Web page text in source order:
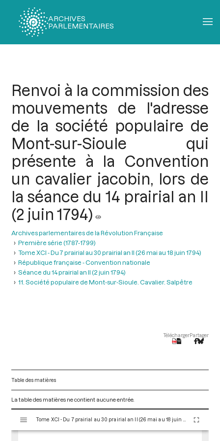
ARCHIVES
PARLEMENTAIRES
Renvoi à la commission des
mouvements de l'adresse
de la société populaire de
Mont-sur-Sioule qui
présente à la Convention
un cavalier jacobin, lors de
la séance du 14 prairial an II
(2 juin 1794)
Archives parlementaires de la Révolution Française
Première série (1787-1799)
Tome XCI - Du 7 prairial au 30 prairial an II (26 mai au 18 juin 1794)
République française - Convention nationale
Séance du 14 prairial an II (2 juin 1794)
11. Société populaire de Mont-sur-Sioule. Cavalier. Salpêtre
TéléchargerPartager
Table des matières
La table des matières ne contient aucune entrée.
s